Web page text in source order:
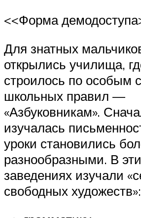
<<Форма
Для знатных
открылись училища,
строилось по особым
школьных правил —
«Азбуковникам».
изучалась
уроки становились
разнообразными. В
заведениях изучали
свободных художеств»: